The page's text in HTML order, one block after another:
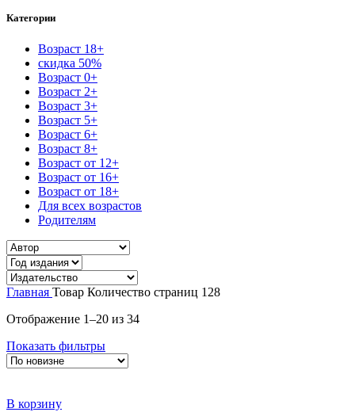
Категории
Возраст 18+
скидка 50%
Возраст 0+
Возраст 2+
Возраст 3+
Возраст 5+
Возраст 6+
Возраст 8+
Возраст от 12+
Возраст от 16+
Возраст от 18+
Для всех возрастов
Родителям
Главная Товар Количество страниц 128
Отображение 1–20 из 34Сортировка:
Показать фильтры
В корзину